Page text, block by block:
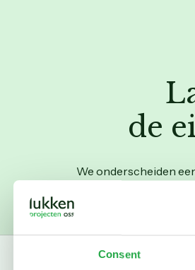
Consent
de
We onderscheiden